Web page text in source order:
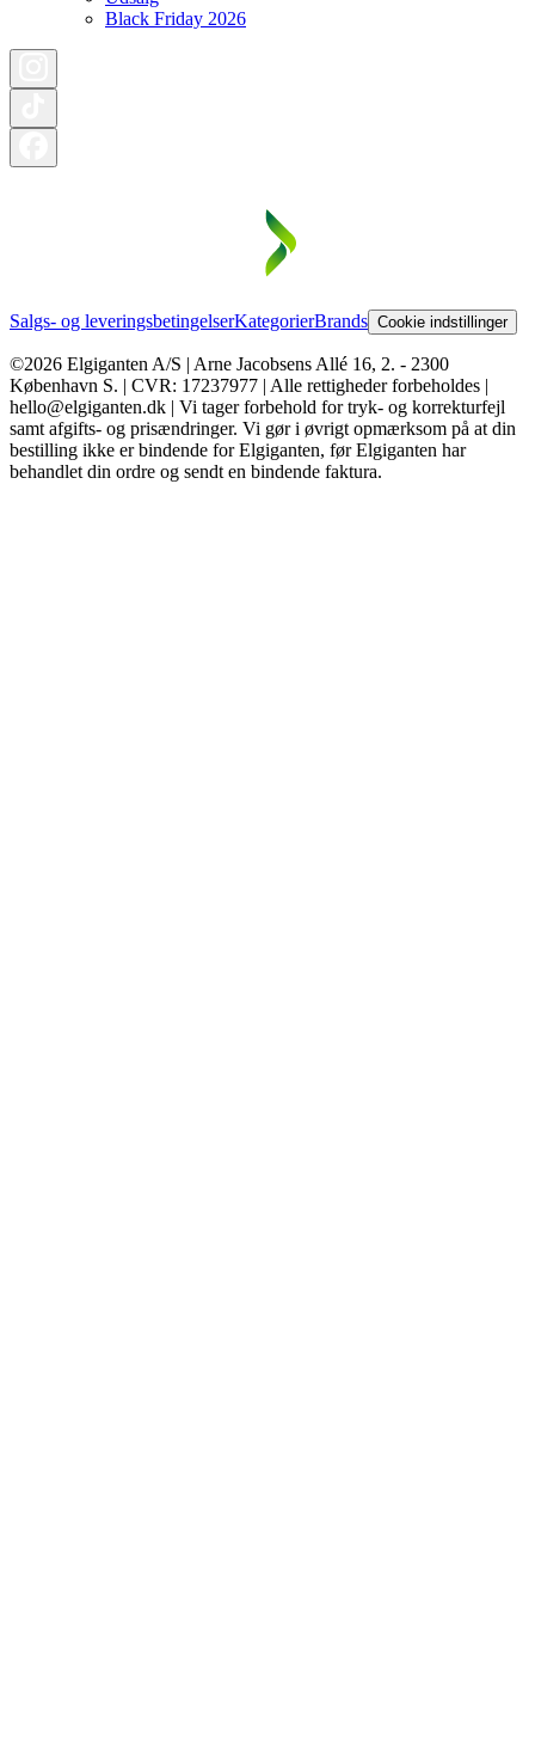
Black Friday 2026
Salgs- og leveringsbetingelserKategorierBrands Cookie indstillinger
©2026 Elgiganten A/S | Arne Jacobsens Allé 16, 2. - 2300
København S. | CVR: 17237977 | Alle rettigheder forbeholdes |
hello@elgiganten.dk | Vi tager forbehold for tryk- og korrekturfejl
samt afgifts- og prisændringer. Vi gør i øvrigt opmærksom på at din
bestilling ikke er bindende for Elgiganten, før Elgiganten har
behandlet din ordre og sendt en bindende faktura.